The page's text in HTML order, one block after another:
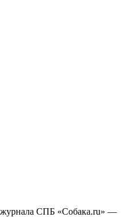
журнала СПБ «Собака.ru» —